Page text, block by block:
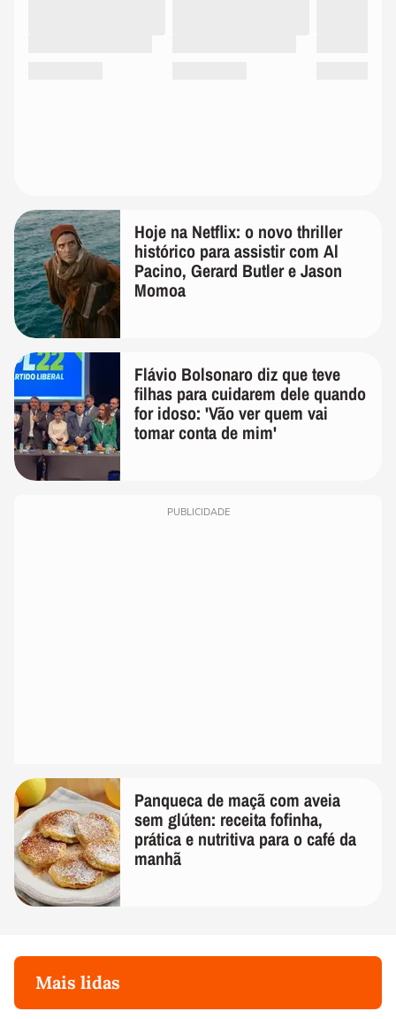
Hoje na Netflix: o novo thriller
histórico para assistir com Al
Pacino, Gerard Butler e Jason
Momoa
Flávio Bolsonaro diz que teve
filhas para cuidarem dele quando
for idoso: 'Vão ver quem vai
tomar conta de mim'
PUBLICIDADE
Panqueca de maçã com aveia
sem glúten: receita fofinha,
prática e nutritiva para o café da
manhã
Mais lidas